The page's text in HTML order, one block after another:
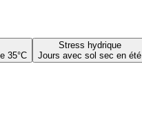
35°C
Stress hydrique
Jours avec sol sec en été